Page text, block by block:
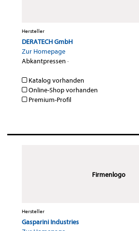
Hersteller
DERATECH GmbH
Zur Homepage
Abkantpressen ·
Katalog vorhanden
Online-Shop vorhanden
Premium-Profil
Firmenlogo
Hersteller
Gasparini Industries